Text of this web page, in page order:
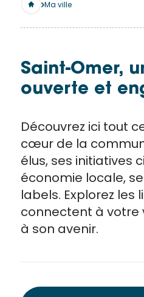
Ma ville
Saint-Omer,
ouverte et
Découvrez ici tout
cœur de la
élus, ses initiatives
économie locale,
labels. Explorez les
connectent à votre
à son avenir.